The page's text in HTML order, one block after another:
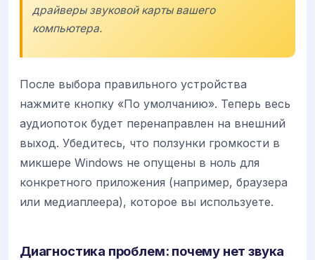
драйверы звуковой карты вашего
компьютера.
После выбора правильного устройства
нажмите кнопку «По умолчанию». Теперь весь
аудиопоток будет перенаправлен на внешний
выход. Убедитесь, что ползунки громкости в
микшере Windows не опущены в ноль для
конкретного приложения (например, браузера
или медиаплеера), которое вы используете.
Диагностика проблем: почему нет звука